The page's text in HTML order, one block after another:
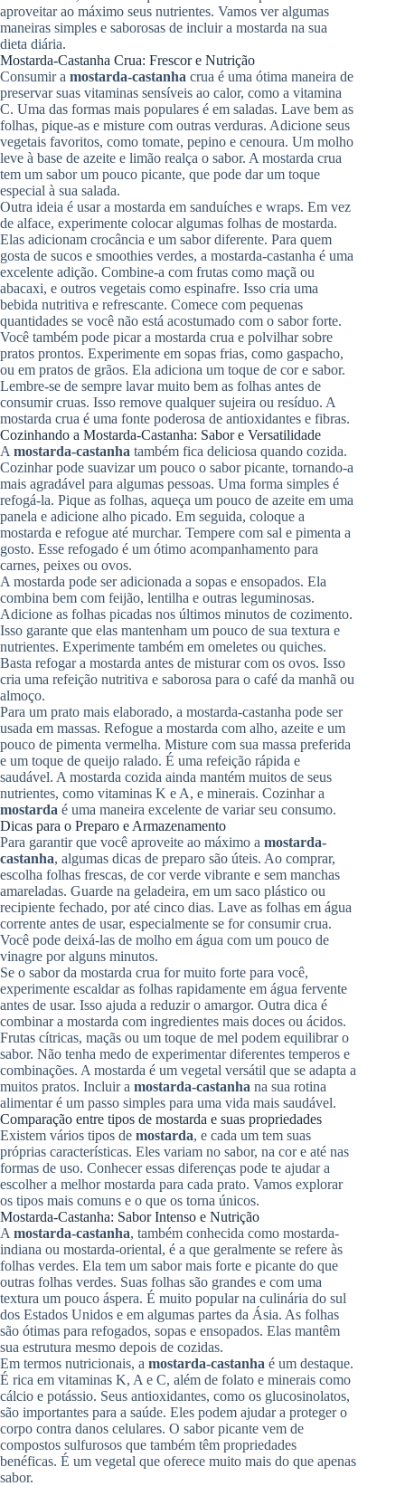
aproveitar ao máximo seus nutrientes. Vamos ver algumas
maneiras simples e saborosas de incluir a mostarda na sua
dieta diária.
Mostarda-Castanha Crua: Frescor e Nutrição
Consumir a mostarda-castanha crua é uma ótima maneira de
preservar suas vitaminas sensíveis ao calor, como a vitamina
C. Uma das formas mais populares é em saladas. Lave bem as
folhas, pique-as e misture com outras verduras. Adicione seus
vegetais favoritos, como tomate, pepino e cenoura. Um molho
leve à base de azeite e limão realça o sabor. A mostarda crua
tem um sabor um pouco picante, que pode dar um toque
especial à sua salada.
Outra ideia é usar a mostarda em sanduíches e wraps. Em vez
de alface, experimente colocar algumas folhas de mostarda.
Elas adicionam crocância e um sabor diferente. Para quem
gosta de sucos e smoothies verdes, a mostarda-castanha é uma
excelente adição. Combine-a com frutas como maçã ou
abacaxi, e outros vegetais como espinafre. Isso cria uma
bebida nutritiva e refrescante. Comece com pequenas
quantidades se você não está acostumado com o sabor forte.
Você também pode picar a mostarda crua e polvilhar sobre
pratos prontos. Experimente em sopas frias, como gaspacho,
ou em pratos de grãos. Ela adiciona um toque de cor e sabor.
Lembre-se de sempre lavar muito bem as folhas antes de
consumir cruas. Isso remove qualquer sujeira ou resíduo. A
mostarda crua é uma fonte poderosa de antioxidantes e fibras.
Cozinhando a Mostarda-Castanha: Sabor e Versatilidade
A mostarda-castanha também fica deliciosa quando cozida.
Cozinhar pode suavizar um pouco o sabor picante, tornando-a
mais agradável para algumas pessoas. Uma forma simples é
refogá-la. Pique as folhas, aqueça um pouco de azeite em uma
panela e adicione alho picado. Em seguida, coloque a
mostarda e refogue até murchar. Tempere com sal e pimenta a
gosto. Esse refogado é um ótimo acompanhamento para
carnes, peixes ou ovos.
A mostarda pode ser adicionada a sopas e ensopados. Ela
combina bem com feijão, lentilha e outras leguminosas.
Adicione as folhas picadas nos últimos minutos de cozimento.
Isso garante que elas mantenham um pouco de sua textura e
nutrientes. Experimente também em omeletes ou quiches.
Basta refogar a mostarda antes de misturar com os ovos. Isso
cria uma refeição nutritiva e saborosa para o café da manhã ou
almoço.
Para um prato mais elaborado, a mostarda-castanha pode ser
usada em massas. Refogue a mostarda com alho, azeite e um
pouco de pimenta vermelha. Misture com sua massa preferida
e um toque de queijo ralado. É uma refeição rápida e
saudável. A mostarda cozida ainda mantém muitos de seus
nutrientes, como vitaminas K e A, e minerais. Cozinhar a
mostarda é uma maneira excelente de variar seu consumo.
Dicas para o Preparo e Armazenamento
Para garantir que você aproveite ao máximo a mostarda-
castanha, algumas dicas de preparo são úteis. Ao comprar,
escolha folhas frescas, de cor verde vibrante e sem manchas
amareladas. Guarde na geladeira, em um saco plástico ou
recipiente fechado, por até cinco dias. Lave as folhas em água
corrente antes de usar, especialmente se for consumir crua.
Você pode deixá-las de molho em água com um pouco de
vinagre por alguns minutos.
Se o sabor da mostarda crua for muito forte para você,
experimente escaldar as folhas rapidamente em água fervente
antes de usar. Isso ajuda a reduzir o amargor. Outra dica é
combinar a mostarda com ingredientes mais doces ou ácidos.
Frutas cítricas, maçãs ou um toque de mel podem equilibrar o
sabor. Não tenha medo de experimentar diferentes temperos e
combinações. A mostarda é um vegetal versátil que se adapta a
muitos pratos. Incluir a mostarda-castanha na sua rotina
alimentar é um passo simples para uma vida mais saudável.
Comparação entre tipos de mostarda e suas propriedades
Existem vários tipos de mostarda, e cada um tem suas
próprias características. Eles variam no sabor, na cor e até nas
formas de uso. Conhecer essas diferenças pode te ajudar a
escolher a melhor mostarda para cada prato. Vamos explorar
os tipos mais comuns e o que os torna únicos.
Mostarda-Castanha: Sabor Intenso e Nutrição
A mostarda-castanha, também conhecida como mostarda-
indiana ou mostarda-oriental, é a que geralmente se refere às
folhas verdes. Ela tem um sabor mais forte e picante do que
outras folhas verdes. Suas folhas são grandes e com uma
textura um pouco áspera. É muito popular na culinária do sul
dos Estados Unidos e em algumas partes da Ásia. As folhas
são ótimas para refogados, sopas e ensopados. Elas mantêm
sua estrutura mesmo depois de cozidas.
Em termos nutricionais, a mostarda-castanha é um destaque.
É rica em vitaminas K, A e C, além de folato e minerais como
cálcio e potássio. Seus antioxidantes, como os glucosinolatos,
são importantes para a saúde. Eles podem ajudar a proteger o
corpo contra danos celulares. O sabor picante vem de
compostos sulfurosos que também têm propriedades
benéficas. É um vegetal que oferece muito mais do que apenas
sabor.